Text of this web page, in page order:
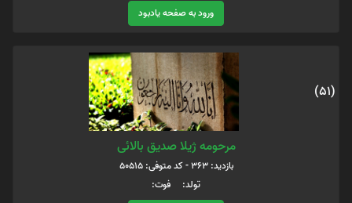
ورود به صفحه یادبود
(51)
مرحومه ژیلا صدیق بالائی
بازدید: 363 - کد متوفی: 50515
تولد: فوت: